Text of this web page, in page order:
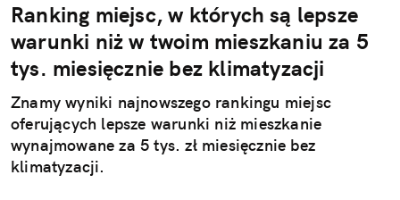
Ranking miejsc, w których są lepsze
warunki niż w twoim mieszkaniu za 5
tys. miesięcznie bez klimatyzacji
Znamy wyniki najnowszego rankingu miejsc
oferujących lepsze warunki niż mieszkanie
wynajmowane za 5 tys. zł miesięcznie bez
klimatyzacji.